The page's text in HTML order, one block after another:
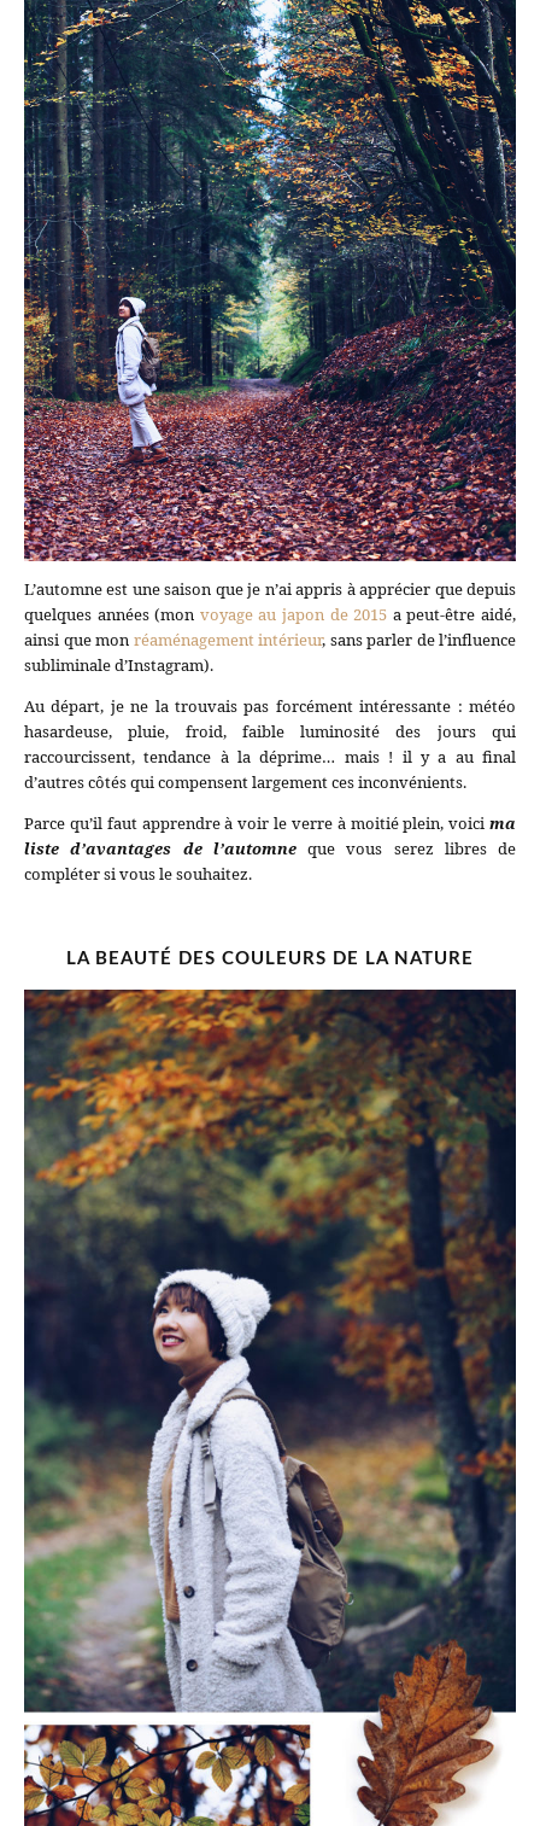
L’automne est une saison que je n’ai appris à apprécier que depuis
quelques années (mon voyage au japon de 2015 a peut-être aidé,
ainsi que mon réaménagement intérieur, sans parler de l’influence
subliminale d’Instagram).
Au départ, je ne la trouvais pas forcément intéressante : météo
hasardeuse, pluie, froid, faible luminosité des jours qui
raccourcissent, tendance à la déprime… mais ! il y a au final
d’autres côtés qui compensent largement ces inconvénients.
Parce qu’il faut apprendre à voir le verre à moitié plein, voici ma
liste d’avantages de l’automneque vous serez libres de
compléter si vous le souhaitez.
LA BEAUTÉ DES COULEURS DE LA NATURE